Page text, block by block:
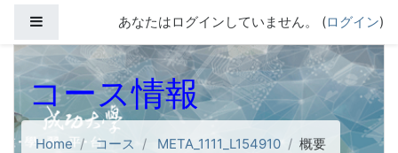
サイドパネルあなたはログインしていません。 (ログイン)
コース情報
Home コース META_1111_L154910 概要